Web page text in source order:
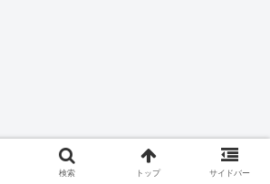
検索 トップ サイドバー